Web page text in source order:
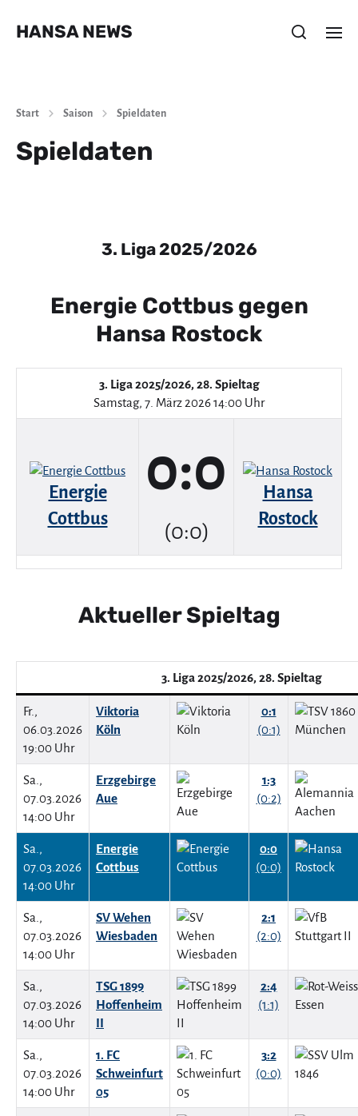
HANSA NEWS
Start Saison Spieldaten
Spieldaten
3. Liga 2025/2026
Energie Cottbus gegen
Hansa Rostock
3. Liga 2025/2026, 28. Spieltag
Samstag, 7. März 2026 14:00 Uhr
Energie
Cottbus
0:0
(0:0)
Hansa
Rostock
Aktueller Spieltag
3. Liga 2025/2026, 28. Spieltag
Fr.,
06.03.2026
19:00 Uhr
Viktoria
Köln
0:1
(0:1)
Sa.,
07.03.2026
14:00 Uhr
Erzgebirge
Aue
1:3
(0:2)
Sa.,
07.03.2026
14:00 Uhr
Energie
Cottbus
0:0
(0:0)
Sa.,
07.03.2026
14:00 Uhr
SV Wehen
Wiesbaden
2:1
(2:0)
Sa.,
07.03.2026
14:00 Uhr
TSG 1899
Hoffenheim
II
2:4
(1:1)
Sa.,
07.03.2026
14:00 Uhr
1. FC
Schweinfurt
05
3:2
(0:0)